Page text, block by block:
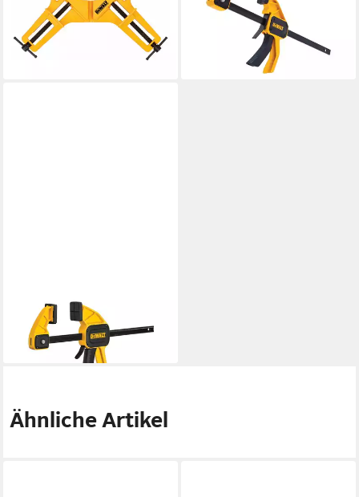
Spannweite 76mm 90kg
Spannkraft DWHT8384
ab 11,22 €
lieferbar - in 2-3 Werktagen bei dir
ab 27,94 €
lieferbar - in 2-3 Werktagen bei dir
Einhandzwinge 150mm
ab 26,94 €
lieferbar - in 2-3 Werktagen bei dir
Ähnliche Artikel